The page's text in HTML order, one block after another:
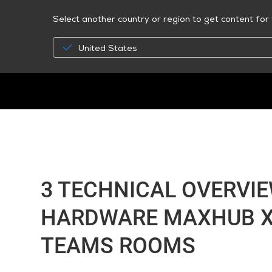
Select another country or region to get content for
United States
3 TECHNICAL
HARDWARE MAXHUB
TEAMS ROOMS